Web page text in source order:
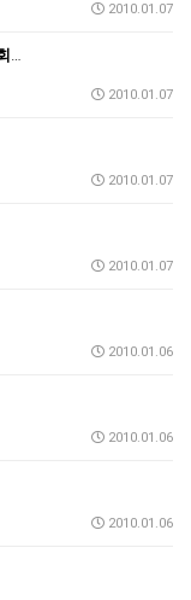
2010.01.07
2010.01.07
2010.01.07
2010.01.07
2010.01.06
2010.01.06
2010.01.06